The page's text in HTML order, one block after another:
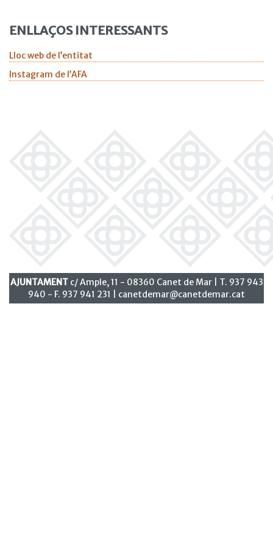
ENLLAÇOS INTERESSANTS
Lloc web de l’entitat
Instagram de l’AFA
AJUNTAMENTc/ Ample, 11 - 08360 Canet de Mar | T. 937 943
940 - F. 937 941 231 | canetdemar@canetdemar.cat